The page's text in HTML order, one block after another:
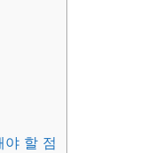
야 할 점